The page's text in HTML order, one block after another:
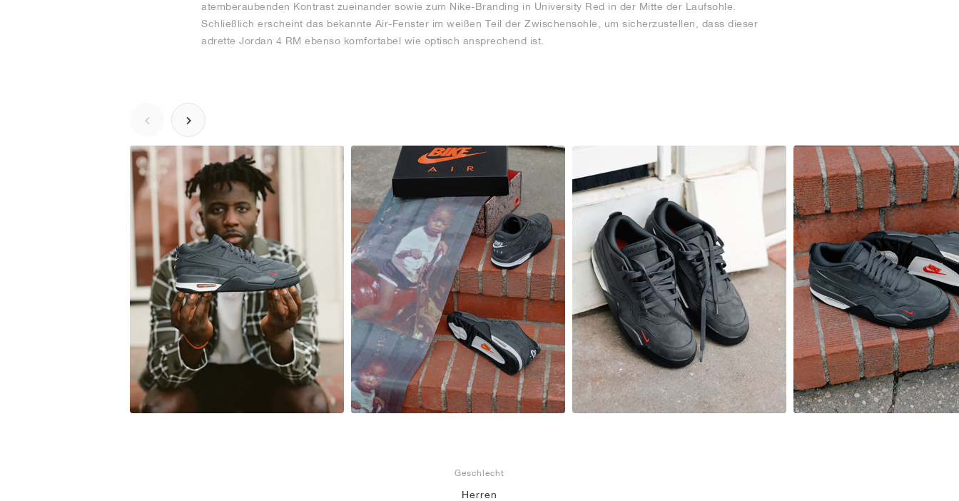
atemberaubenden Kontrast zueinander sowie zum Nike-Branding in University Red in der Mitte der Laufsohle.
Schließlich erscheint das bekannte Air-Fenster im weißen Teil der Zwischensohle, um sicherzustellen, dass dieser
adrette Jordan 4 RM ebenso komfortabel wie optisch ansprechend ist.
Geschlecht
Herren